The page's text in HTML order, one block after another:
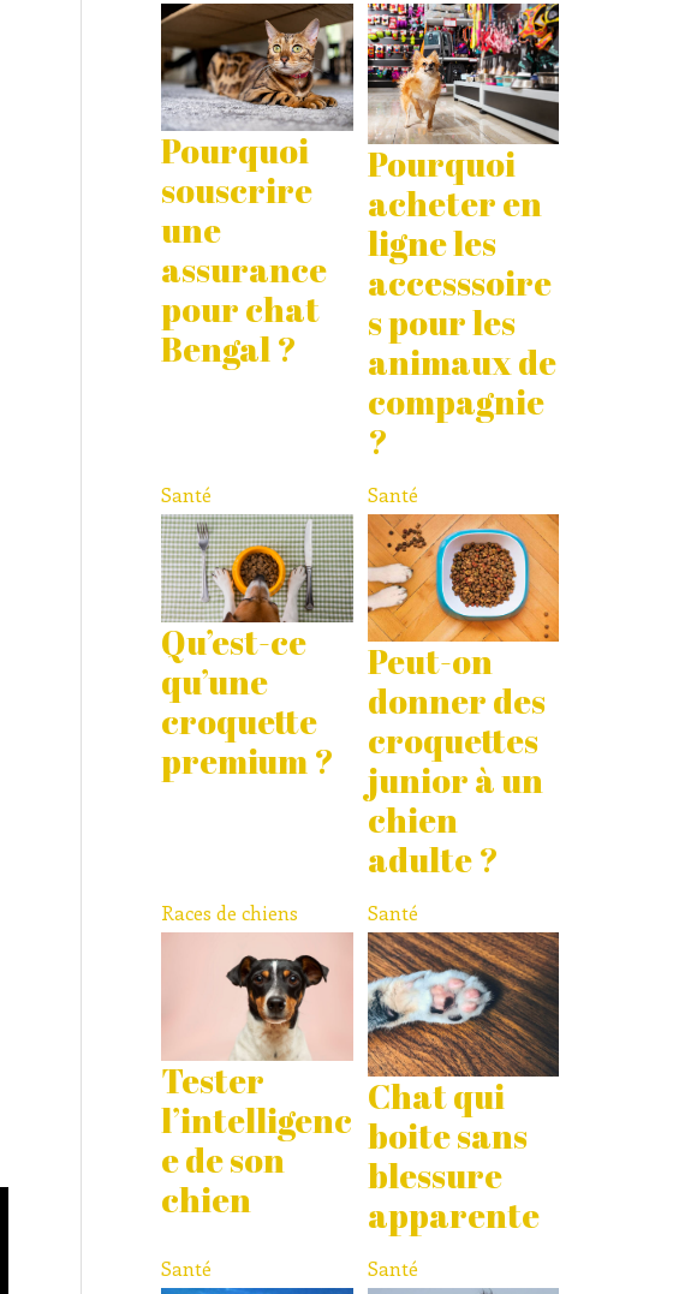
Pourquoi
souscrire
une
assurance
pour chat
Bengal ?
Pourquoi
acheter en
ligne les
accesssoire
s pour les
animaux de
compagnie
?
Santé
Qu’est-ce
qu’une
croquette
premium ?
Santé
Peut-on
donner des
croquettes
junior à un
chien
adulte ?
Races de chiens
Tester
l’intelligenc
e de son
chien
Santé
Chat qui
boite sans
blessure
apparente
Santé Santé